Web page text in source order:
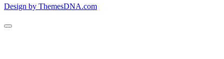
Design by ThemesDNA.com